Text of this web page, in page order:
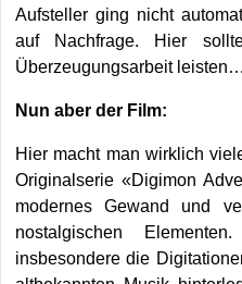
Aufsteller ging nicht
auf Nachfrage. Hier
Überzeugungsarbeit leisten…
Nun aber der Film:
Hier macht man wirklich
Originalserie «Digimon
modernes Gewand und
nostalgischen
insbesondere die